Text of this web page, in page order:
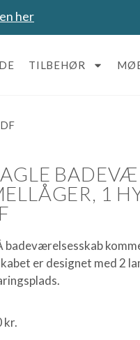
her
TILBEHØR
1
badeværelsesskab
er designet med 2
kr.